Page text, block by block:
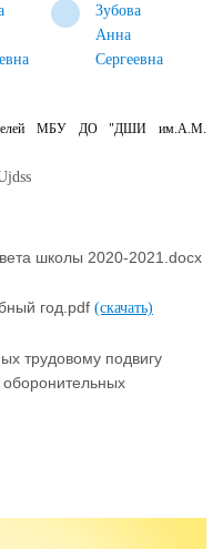
Зубова
Анна
Сергеевна
МБУ ДО "ДШИ им.А.М.
школы 2020-2021.docx
год.pdf (скачать)
трудовому подвигу
оборонительных